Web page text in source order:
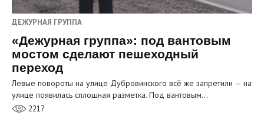
ДЕЖУРНАЯ ГРУППА
«Дежурная группа»: под вантовым
мостом сделают пешеходный
переход
Левые повороты на улице Дубровинского всё же запретили — на
улице появилась сплошная разметка. Под вантовым…
2217